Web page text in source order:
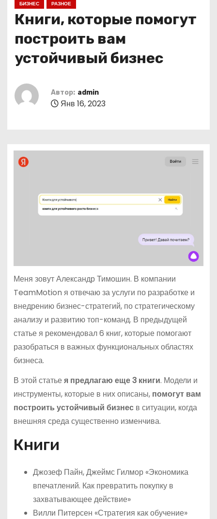
БИЗНЕС РАЗНОЕ
Книги, которые помогут
построить вам
устойчивый бизнес
Автор: admin
Янв 16, 2023
Меня зовут Александр Тимошин. В компании
TeamMotion я отвечаю за услуги по разработке и
внедрению бизнес-стратегий, по стратегическому
анализу и развитию топ-команд. В предыдущей
статье я рекомендовал 6 книг, которые помогают
разобраться в важных функциональных областях
бизнеса.
В этой статьея предлагаю еще 3 книги. Модели и
инструменты, которые в них описаны, помогут вам
построить устойчивый бизнесв ситуации, когда
внешняя среда существенно изменчива.
Книги
Джозеф Пайн, Джеймс Гилмор «Экономика
впечатлений. Как превратить покупку в
захватывающее действие»
Вилли Питерсен «Стратегия как обучение»